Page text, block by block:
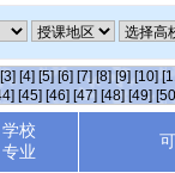
[3] [4] [5] [6] [7] [8] [9] [10]
[45] [46] [47] [48] [49]
学校
专业